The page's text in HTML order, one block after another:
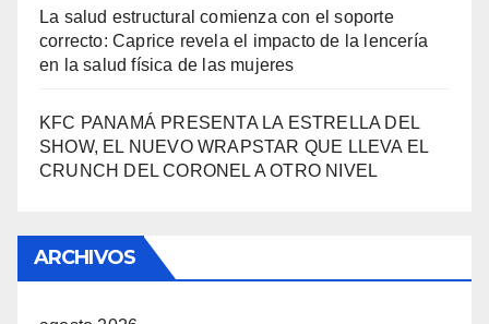
La salud estructural comienza con el soporte
correcto: Caprice revela el impacto de la lencería
en la salud física de las mujeres
KFC PANAMÁ PRESENTA LA ESTRELLA DEL
SHOW, EL NUEVO WRAPSTAR QUE LLEVA EL
CRUNCH DEL CORONEL A OTRO NIVEL
ARCHIVOS